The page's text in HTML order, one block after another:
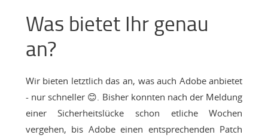
Was bietet Ihr genau
an?
Wir bieten letztlich das an, was auch Adobe anbietet
- nur schneller 😊. Bisher konnten nach der Meldung
einer Sicherheitslücke schon etliche Wochen
vergehen, bis Adobe einen entsprechenden Patch